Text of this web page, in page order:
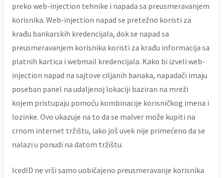
preko web-injection tehnike i napada sa preusmeravanjem
korisnika. Web-injection napad se pretežno koristi za
krađu bankarskih kredencijala, dok se napad sa
preusmeravanjem korisnika koristi za krađu informacija sa
platnih kartica i webmail kredencijala. Kako bi izveli web-
injection napad na sajtove ciljanih banaka, napadači imaju
poseban panel na udaljenoj lokaciji baziran na mreži
kojem pristupaju pomoću kombinacije korisničkog imena i
lozinke. Ovo ukazuje na to da se malver može kupiti na
crnom internet tržištu, iako još uvek nije primećeno da se
nalazi u ponudi na datom tržištu.
IcedID ne vrši samo uobičajeno preusmeravanje korisnika